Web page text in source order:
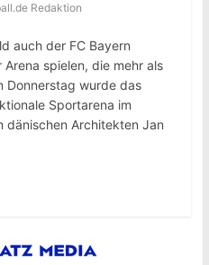
Redaktion
auch der FC Bayern
spielen, die mehr als
Donnerstag wurde das
Sportarena im
dänischen Architekten Jan